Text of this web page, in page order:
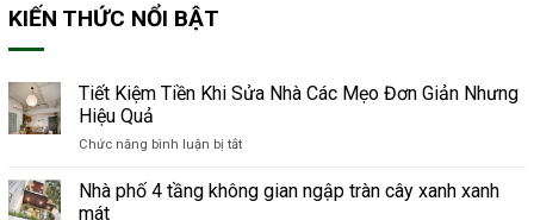
KIẾN THỨC NỔI BẬT
Tiết Kiệm Tiền Khi Sửa Nhà Các Mẹo Đơn Giản Nhưng
Hiệu Quả
Chức năng bình luận bị tắt
Kiệm
Tiền
Nhà phố 4 tầng không gian ngập tràn cây xanh xanh
mát